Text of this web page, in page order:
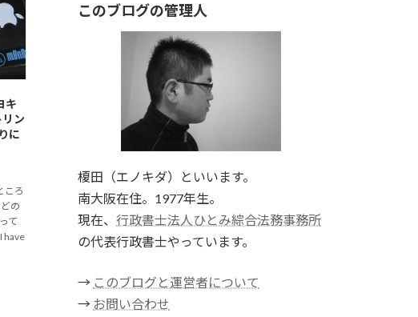
キ
ン
に
ころ
の
て
have
このブログの管理人
榎田（エノキダ）といいます。
南大阪在住。1977年生。
現在、行政書士法人ひとみ綜合法務事務所
の代表行政書士やっています。
→ このブログと運営者について
→ お問い合わせ